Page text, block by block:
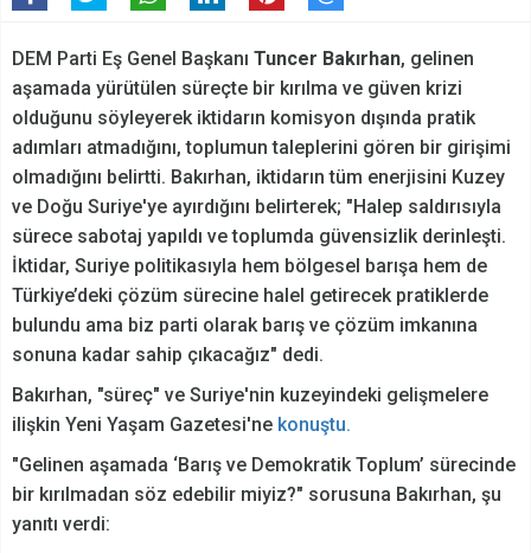
DEM Parti Eş Genel Başkanı Tuncer Bakırhan, gelinen
aşamada yürütülen süreçte bir kırılma ve güven krizi
olduğunu söyleyerek iktidarın komisyon dışında pratik
adımları atmadığını, toplumun taleplerini gören bir girişimi
olmadığını belirtti. Bakırhan, iktidarın tüm enerjisini Kuzey
ve Doğu Suriye'ye ayırdığını belirterek; "Halep saldırısıyla
sürece sabotaj yapıldı ve toplumda güvensizlik derinleşti.
İktidar, Suriye politikasıyla hem bölgesel barışa hem de
Türkiye’deki çözüm sürecine halel getirecek pratiklerde
bulundu ama biz parti olarak barış ve çözüm imkanına
sonuna kadar sahip çıkacağız" dedi.
Bakırhan, "süreç" ve Suriye'nin kuzeyindeki gelişmelere
ilişkin Yeni Yaşam Gazetesi'ne konuştu.
"Gelinen aşamada ‘Barış ve Demokratik Toplum’ sürecinde
bir kırılmadan söz edebilir miyiz?" sorusuna Bakırhan, şu
yanıtı verdi: